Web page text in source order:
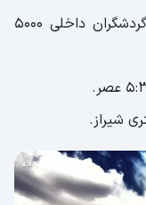
: بهای بلیط پاسارگاد برای گردشگران داخلی 5000